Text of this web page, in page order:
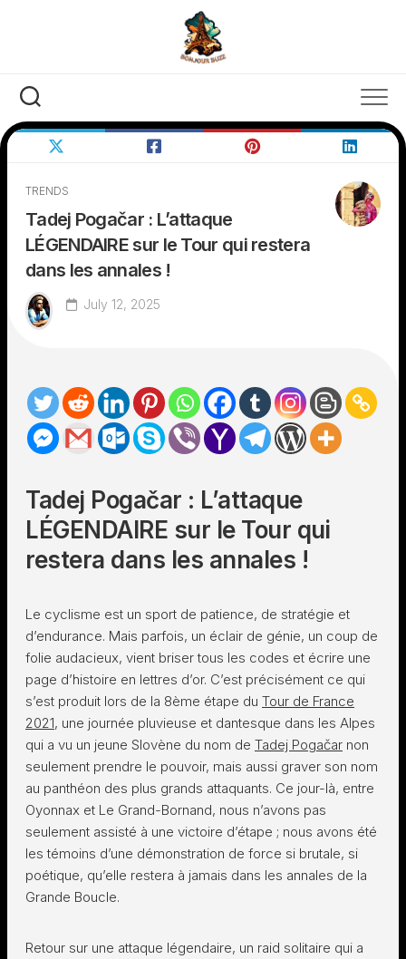
TRENDS
Tadej Pogačar : L’attaque
LÉGENDAIRE sur le Tour qui restera
dans les annales !
July 12, 2025
Tadej Pogačar : L’attaque
LÉGENDAIRE sur le Tour qui
restera dans les annales !
Le cyclisme est un sport de patience, de stratégie et
d’endurance. Mais parfois, un éclair de génie, un coup de
folie audacieux, vient briser tous les codes et écrire une
page d’histoire en lettres d’or. C’est précisément ce qui
s’est produit lors de la 8ème étape du Tour de France
2021, une journée pluvieuse et dantesque dans les Alpes
qui a vu un jeune Slovène du nom de Tadej Pogačar non
seulement prendre le pouvoir, mais aussi graver son nom
au panthéon des plus grands attaquants. Ce jour-là, entre
Oyonnax et Le Grand-Bornand, nous n’avons pas
seulement assisté à une victoire d’étape ; nous avons été
les témoins d’une démonstration de force si brutale, si
poétique, qu’elle restera à jamais dans les annales de la
Grande Boucle.
Retour sur une attaque légendaire, un raid solitaire qui a